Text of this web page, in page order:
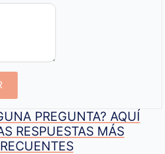
PREGUNTA? AQUÍ
RESPUESTAS MÁS